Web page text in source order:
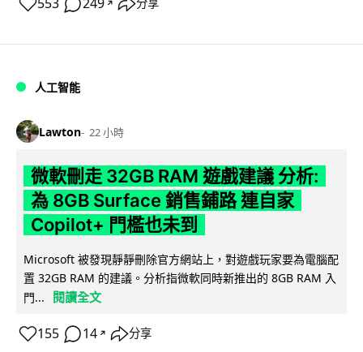
553 249 ↗ 分享
人工智能
Lawton 22 小時
微軟刪走 32GB RAM 遊戲建議 分析:
為 8GB Surface 銷售鋪路 連自家
Copilot+ 門檻也未到
Microsoft 被發現靜靜刪除官方網站上，對遊戲玩家要為電腦配
置 32GB RAM 的建議。分析指微軟同時新推出的 8GB RAM 入
門...
閱讀全文
155 14 ↗ 分享